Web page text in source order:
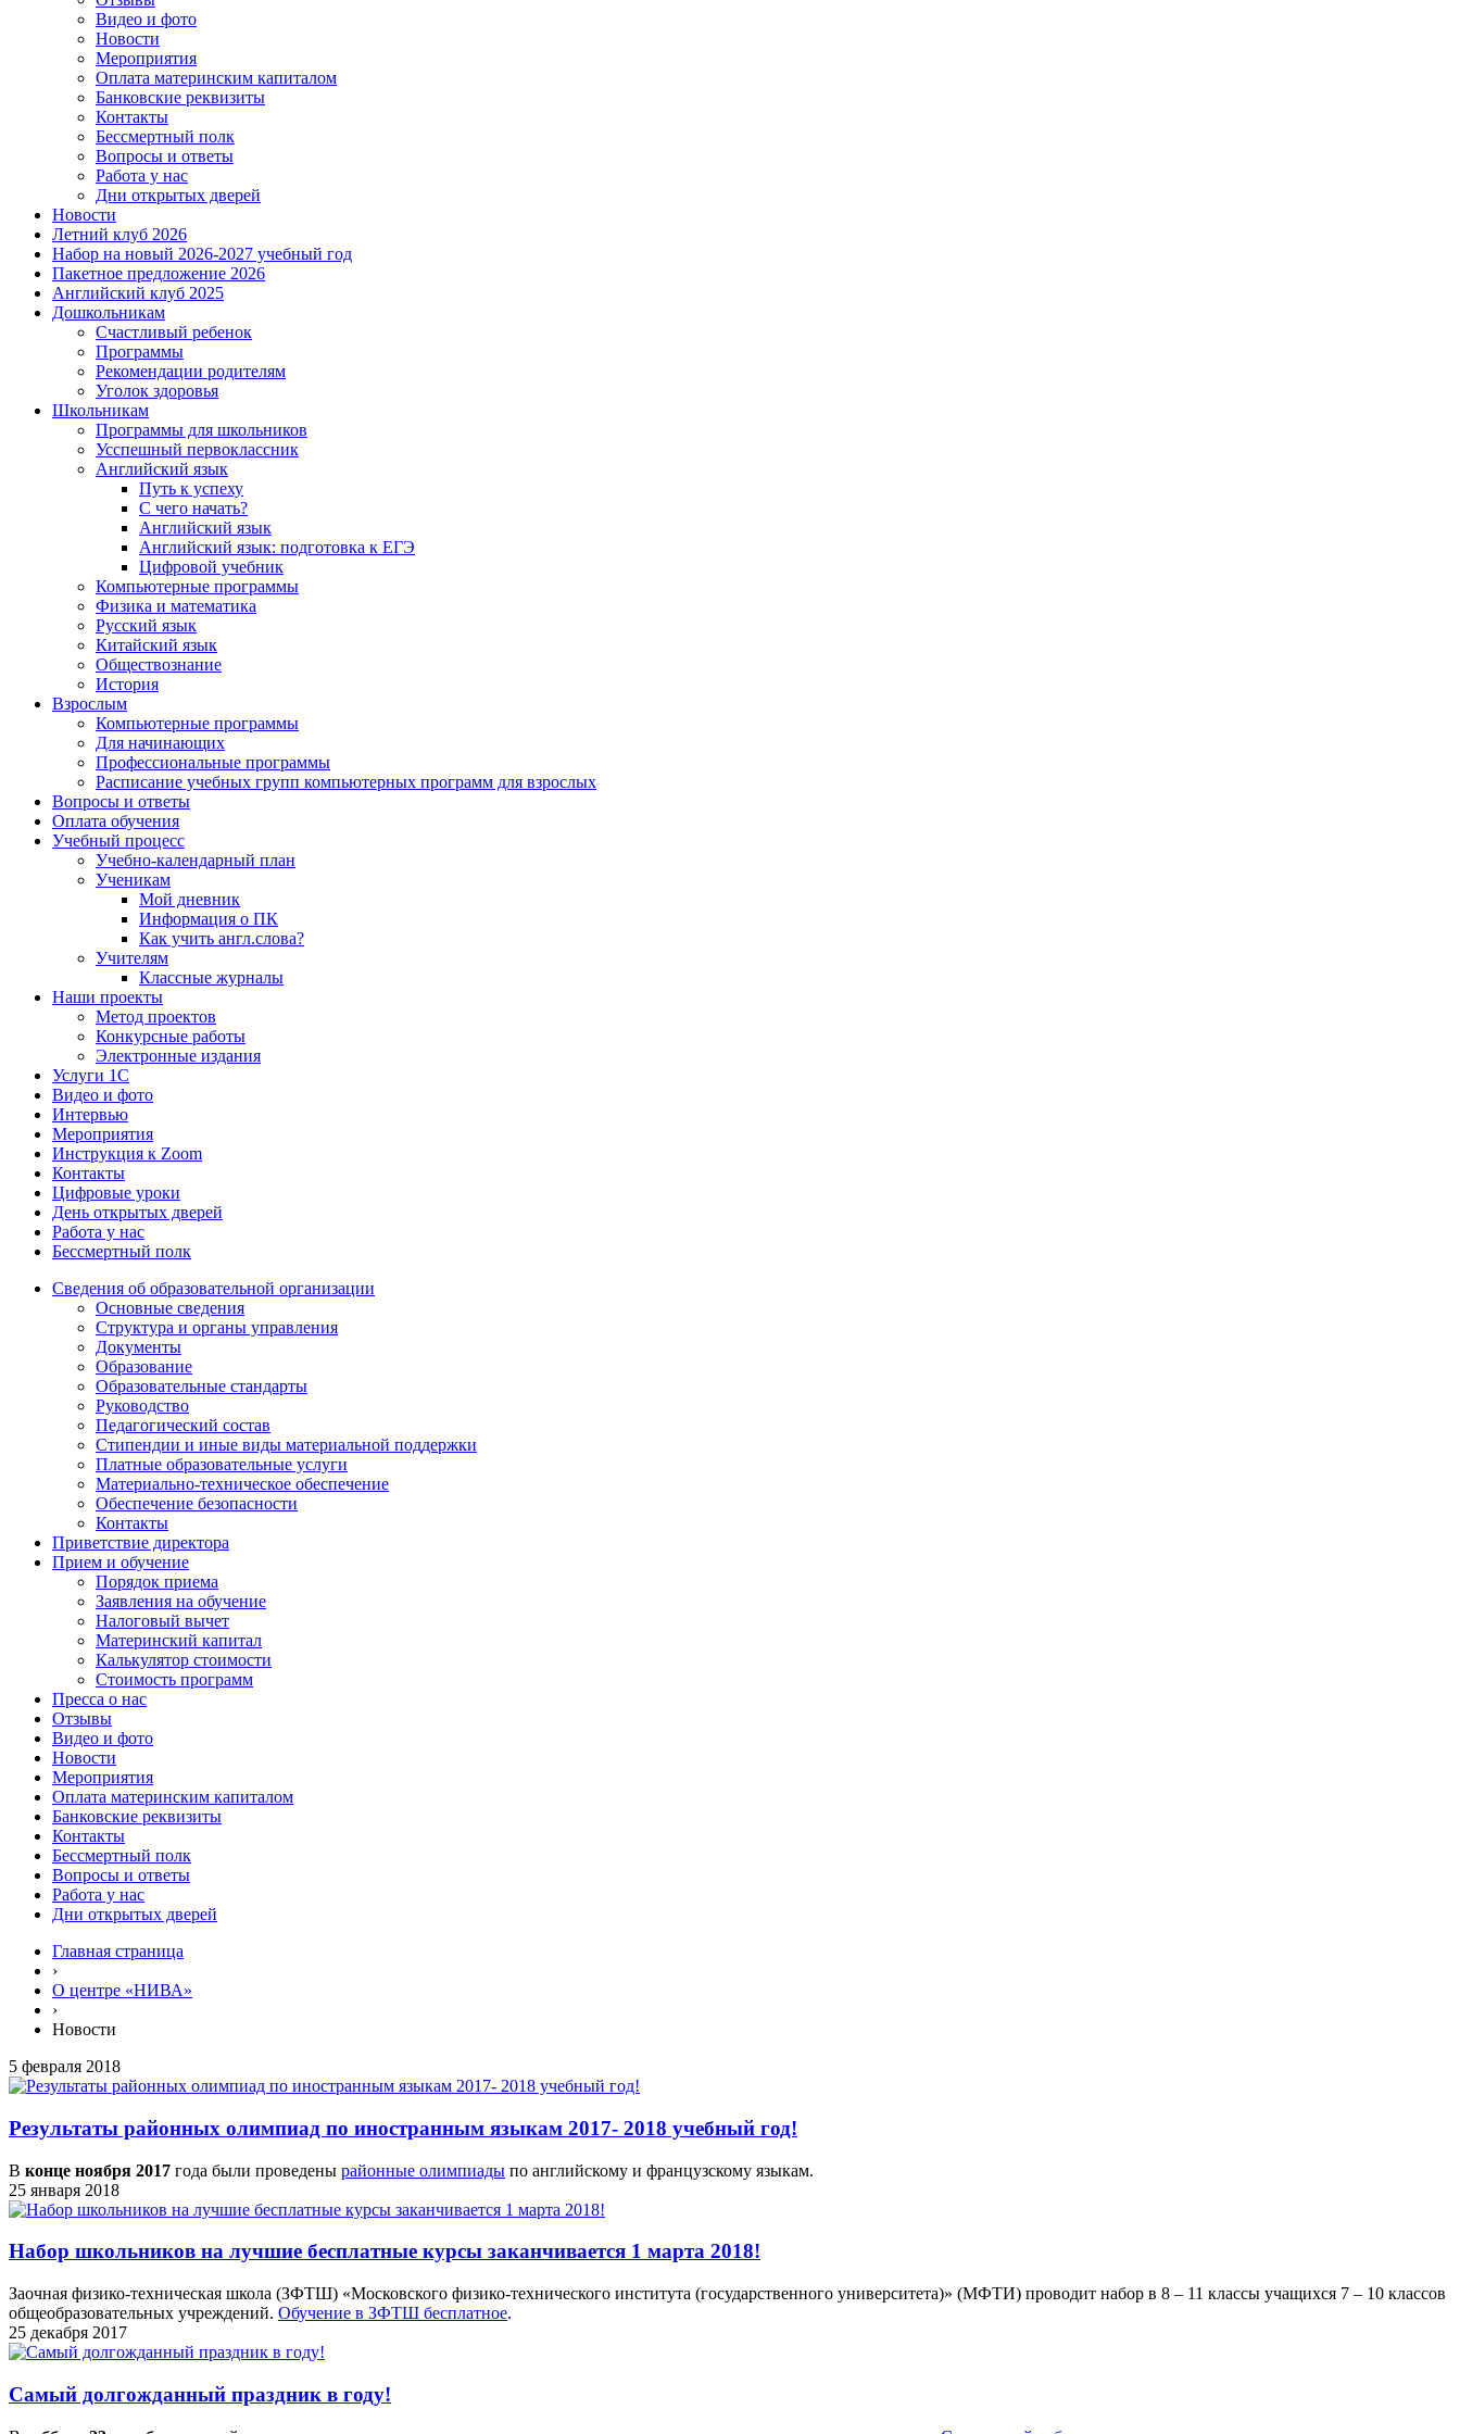
Видео и фото
Новости
Мероприятия
Оплата материнским капиталом
Банковские реквизиты
Контакты
Бессмертный полк
Вопросы и ответы
Работа у нас
Дни открытых дверей
Новости
Летний клуб 2026
Набор на новый 2026-2027 учебный год
Пакетное предложение 2026
Английский клуб 2025
Дошкольникам
Счастливый ребенок
Программы
Рекомендации родителям
Уголок здоровья
Школьникам
Программы для школьников
Усспешный первоклассник
Английский язык
Путь к успеху
С чего начать?
Английский язык
Английский язык: подготовка к ЕГЭ
Цифровой учебник
Компьютерные программы
Физика и математика
Русский язык
Китайский язык
Обществознание
История
Взрослым
Компьютерные программы
Для начинающих
Профессиональные программы
Расписание учебных групп компьютерных программ для взрослых
Вопросы и ответы
Оплата обучения
Учебный процесс
Учебно-календарный план
Ученикам
Мой дневник
Информация о ПК
Как учить англ.слова?
Учителям
Классные журналы
Наши проекты
Метод проектов
Конкурсные работы
Электронные издания
Услуги 1C
Видео и фото
Интервью
Мероприятия
Инструкция к Zoom
Контакты
Цифровые уроки
День открытых дверей
Работа у нас
Бессмертный полк
Сведения об образовательной организации
Основные сведения
Структура и органы управления
Документы
Образование
Образовательные стандарты
Руководство
Педагогический состав
Стипендии и иные виды материальной поддержки
Платные образовательные услуги
Материально-техническое обеспечение
Обеспечение безопасности
Контакты
Приветствие директора
Прием и обучение
Порядок приема
Заявления на обучение
Налоговый вычет
Материнский капитал
Калькулятор стоимости
Стоимость программ
Пресса о нас
Отзывы
Видео и фото
Новости
Мероприятия
Оплата материнским капиталом
Банковские реквизиты
Контакты
Бессмертный полк
Вопросы и ответы
Работа у нас
Дни открытых дверей
Главная страница
›
О центре «НИВА»
›
Новости
5 февраля 2018
Результаты районных олимпиад по иностранным языкам 2017- 2018 учебный год!
В конце ноября 2017 года были проведены районные олимпиады по английскому и французскому языкам.
25 января 2018
Набор школьников на лучшие бесплатные курсы заканчивается 1 марта 2018!
Заочная физико-техническая школа (ЗФТШ) «Московского физико-технического института (государственного университета)» (МФТИ) проводит набор в 8 – 11 классы учащихся 7 – 10 классов
общеобразовательных учреждений. Обучение в ЗФТШ бесплатное.
25 декабря 2017
Самый долгожданный праздник в году!